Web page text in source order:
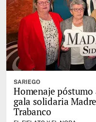
SARIEGO
Homenaje póstumo
gala solidaria
Trabanco